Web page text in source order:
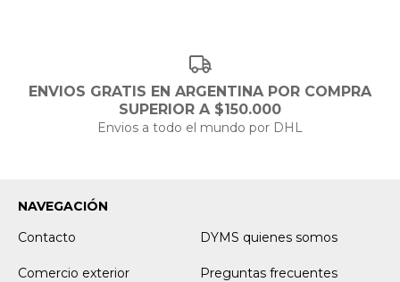
ENVIOS GRATIS EN ARGENTINA POR COMPRA
SUPERIOR A $150.000
Envios a todo el mundo por DHL
NAVEGACIÓN
Contacto
DYMS quienes somos
Comercio exterior Preguntas frecuentes